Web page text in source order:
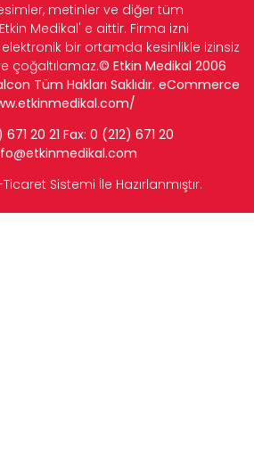
metinler ve diğer tüm
Medikal' e aittir. Firma izni
bir ortamda kesinlikle izinsiz
çoğaltılamaz.© Etkin Medikal 2006
Tüm Hakları Saklıdır. eCommerce
671 20 21 Fax: 0 (212) 671 20
@etkinmedikal.com
Ticaret Sistemi İle Hazırlanmıştır.